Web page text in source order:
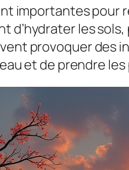
importantes pour
d’hydrater les
provoquer des
et de prendre